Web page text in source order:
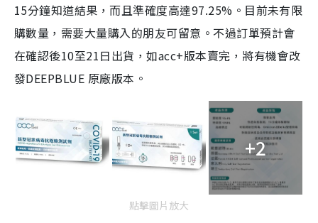
15分鐘知道結果，而且準確度高達97.25%。目前未有限
購數量，需要大量購入的朋友可留意。不過訂單預計會
在確認後10至21日出貨，如acc+版本賣完，將有機會改
發DEEPBLUE 原廠版本。
+2
點擊圖片放大